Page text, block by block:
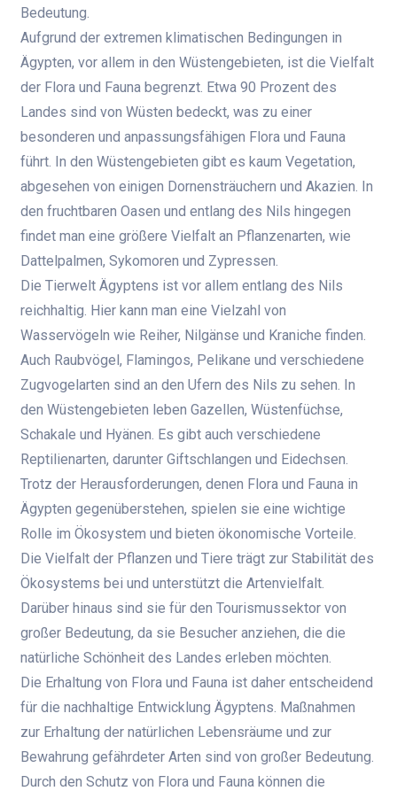
Bedeutung.
Aufgrund der extremen klimatischen Bedingungen in
Ägypten, vor allem in den Wüstengebieten, ist die Vielfalt
der Flora und Fauna begrenzt. Etwa 90 Prozent des
Landes sind von Wüsten bedeckt, was zu einer
besonderen und anpassungsfähigen Flora und Fauna
führt. In den Wüstengebieten gibt es kaum Vegetation,
abgesehen von einigen Dornensträuchern und Akazien. In
den fruchtbaren Oasen und entlang des Nils hingegen
findet man eine größere Vielfalt an Pflanzenarten, wie
Dattelpalmen, Sykomoren und Zypressen.
Die Tierwelt Ägyptens ist vor allem entlang des Nils
reichhaltig. Hier kann man eine Vielzahl von
Wasservögeln wie Reiher, Nilgänse und Kraniche finden.
Auch Raubvögel, Flamingos, Pelikane und verschiedene
Zugvogelarten sind an den Ufern des Nils zu sehen. In
den Wüstengebieten leben Gazellen, Wüstenfüchse,
Schakale und Hyänen. Es gibt auch verschiedene
Reptilienarten, darunter Giftschlangen und Eidechsen.
Trotz der Herausforderungen, denen Flora und Fauna in
Ägypten gegenüberstehen, spielen sie eine wichtige
Rolle im Ökosystem und bieten ökonomische Vorteile.
Die Vielfalt der Pflanzen und Tiere trägt zur Stabilität des
Ökosystems bei und unterstützt die Artenvielfalt.
Darüber hinaus sind sie für den Tourismussektor von
großer Bedeutung, da sie Besucher anziehen, die die
natürliche Schönheit des Landes erleben möchten.
Die Erhaltung von Flora und Fauna ist daher entscheidend
für die nachhaltige Entwicklung Ägyptens. Maßnahmen
zur Erhaltung der natürlichen Lebensräume und zur
Bewahrung gefährdeter Arten sind von großer Bedeutung.
Durch den Schutz von Flora und Fauna können die